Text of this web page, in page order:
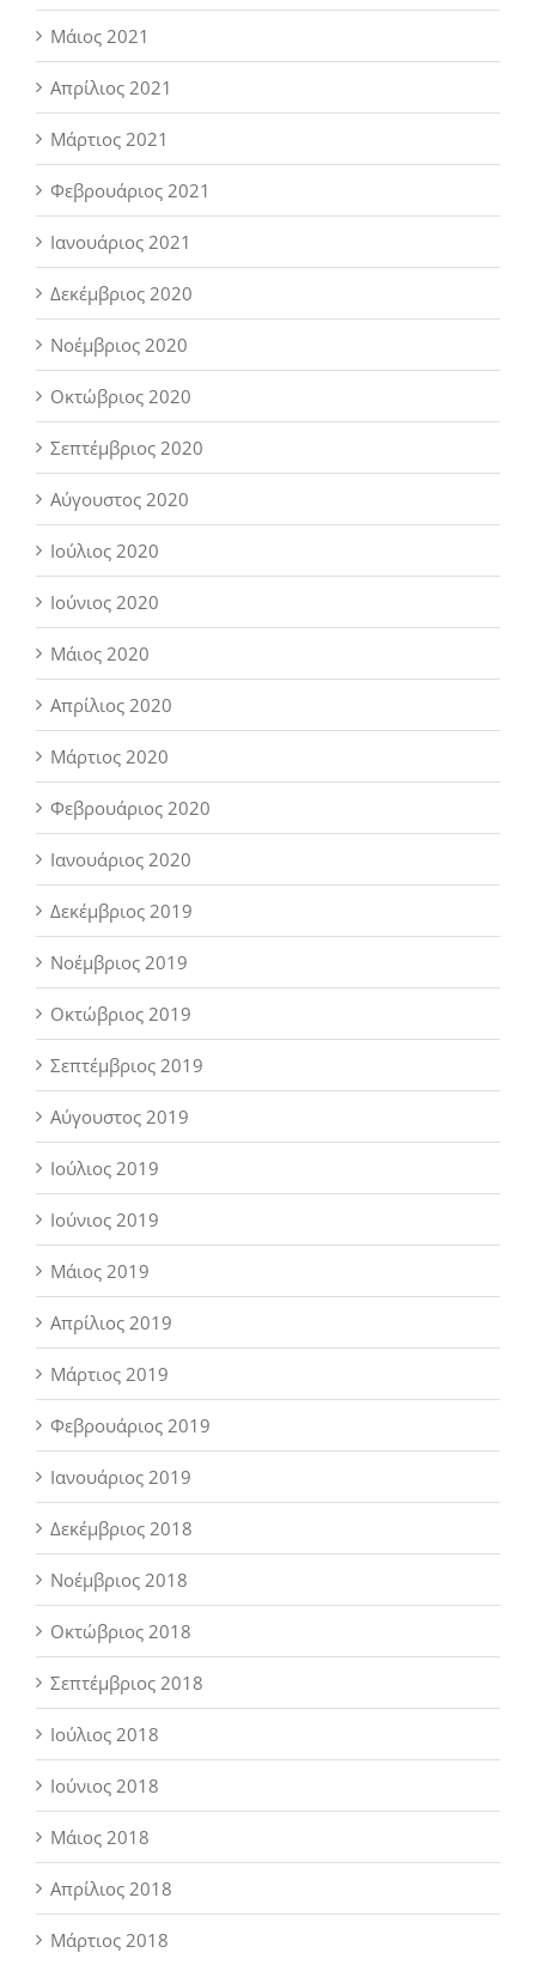
Μάιος 2021
Απρίλιος 2021
Μάρτιος 2021
Φεβρουάριος 2021
Ιανουάριος 2021
Δεκέμβριος 2020
Νοέμβριος 2020
Οκτώβριος 2020
Σεπτέμβριος 2020
Αύγουστος 2020
Ιούλιος 2020
Ιούνιος 2020
Μάιος 2020
Απρίλιος 2020
Μάρτιος 2020
Φεβρουάριος 2020
Ιανουάριος 2020
Δεκέμβριος 2019
Νοέμβριος 2019
Οκτώβριος 2019
Σεπτέμβριος 2019
Αύγουστος 2019
Ιούλιος 2019
Ιούνιος 2019
Μάιος 2019
Απρίλιος 2019
Μάρτιος 2019
Φεβρουάριος 2019
Ιανουάριος 2019
Δεκέμβριος 2018
Νοέμβριος 2018
Οκτώβριος 2018
Σεπτέμβριος 2018
Ιούλιος 2018
Ιούνιος 2018
Μάιος 2018
Απρίλιος 2018
Μάρτιος 2018